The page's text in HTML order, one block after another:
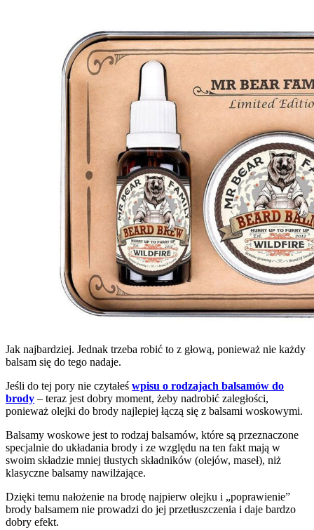
Jak najbardziej. Jednak trzeba robić to z głową, ponieważ nie każdy
balsam się do tego nadaje.
Jeśli do tej pory nie czytałeś wpisu o rodzajach balsamów do
brody – teraz jest dobry moment, żeby nadrobić zaległości,
ponieważ olejki do brody najlepiej łączą się z balsami woskowymi.
Balsamy woskowe jest to rodzaj balsamów, które są przeznaczone
specjalnie do układania brody i ze względu na ten fakt mają w
swoim składzie mniej tłustych składników (olejów, maseł), niż
klasyczne balsamy nawilżające.
Dzięki temu nałożenie na brodę najpierw olejku i „poprawienie”
brody balsamem nie prowadzi do jej przetłuszczenia i daje bardzo
dobry efekt.